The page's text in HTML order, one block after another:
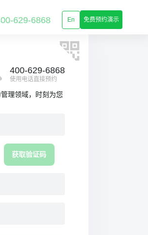
629-6868 En 免费预约演示
400-629-6868
使用电话直接预约
理领域，时刻为您
获取验证码
2026-08-05
投产，排班、考勤和工时
已有 HCM/ERP，为什么
考勤和工时还要单独管？
球用工合规执行窗口，8-
动清单 | 2026年第8期